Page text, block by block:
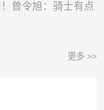
曾令旭：骑士有点
更多 >>